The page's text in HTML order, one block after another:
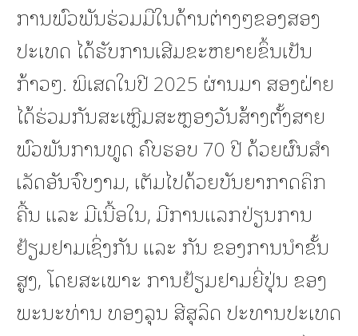
ການພົວພັນຮ່ວມມືໃນດ້ານຕ່າງໆຂອງສອງ
ປະເທດ ໄດ້ຮັບການເສີມຂະຫຍາຍຂຶ້ນເປັນ
ກ້າວໆ. ພິເສດໃນປີ 2025 ຜ່ານມາ ສອງຝ່າຍ
ໄດ້ຮ່ວມກັນສະເຫຼີມສະຫຼອງວັນສ້າງຕັ້ງສາຍ
ພົວພັນການທູດ ຄົບຮອບ 70 ປີ ດ້ວຍຜົນສໍາ
ເລັດອັນຈົບງາມ, ເຕັມໄປດ້ວຍບັນຍາກາດຄຶກ
ຄື້ນ ແລະ ມີເນື້ອໃນ, ມີການແລກປ່ຽນການ
ຢ້ຽມຢາມເຊິ່ງກັນ ແລະ ກັນ ຂອງການນໍາຂັ້ນ
ສູງ, ໂດຍສະເພາະ ການຢ້ຽມຢາມຍີ່ປຸ່ນ ຂອງ
ພະນະທ່ານ ທອງລຸນ ສີສຸລິດ ປະທານປະເທດ